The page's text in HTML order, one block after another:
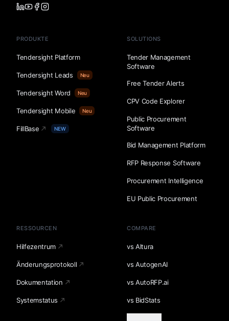
PRODUKTE
Tendersight Platform
Tendersight Leads Neu
Tendersight Word Neu
Tendersight Mobile Neu
FillBase NEW
SOLUTIONS
Tender Management
Software
Free Tender Alerts
CPV Code Explorer
Public Procurement
Software
Bid Management Platform
RFP Response Software
Procurement Intelligence
EU Public Procurement
RESSOURCEN
Hilfezentrum
Änderungsprotokoll
Dokumentation
Systemstatus
COMPARE
vs Altura
vs AutogenAI
vs AutoRFP.ai
vs BidStats